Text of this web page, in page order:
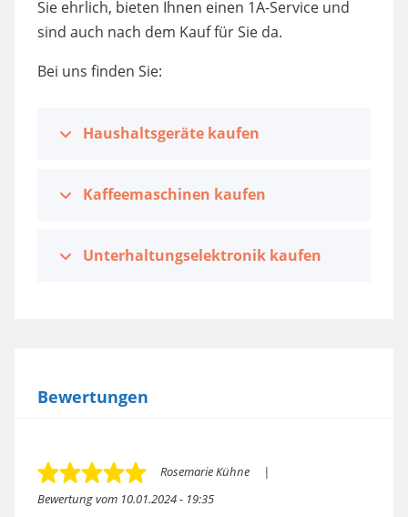
Sie ehrlich, bieten Ihnen einen 1A-Service und
sind auch nach dem Kauf für Sie da.
Bei uns finden Sie:
Haushaltsgeräte kaufen
Kaffeemaschinen kaufen
Unterhaltungselektronik kaufen
Bewertungen
Bewertung vom 10.01.2024 - 19:35
Rosemarie Kühne